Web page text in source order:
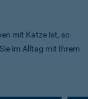
mit Katze ist, so
im Alltag mit Ihrem